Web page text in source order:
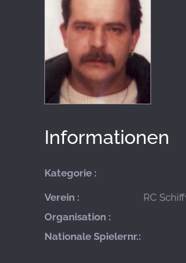
Informationen
Kategorie :
Verein :
RC
Organisation :
Nationale Spielernr.: